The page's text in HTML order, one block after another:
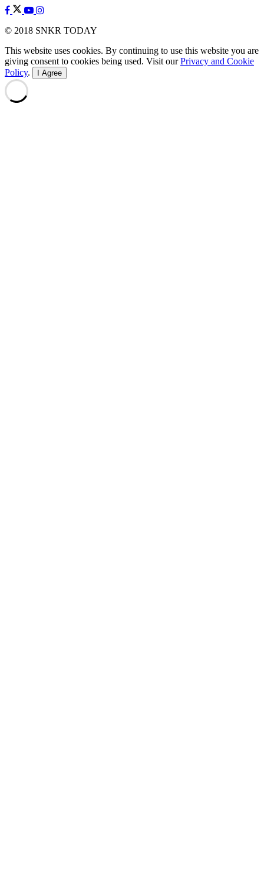
© 2018 SNKR TODAY
This website uses cookies. By continuing to use this website you are
giving consent to cookies being used. Visit ourPrivacy and Cookie
Policy. I Agree